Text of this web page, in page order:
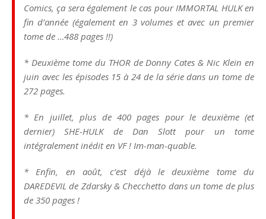
Comics, ça sera également le cas pour IMMORTAL HULK en
fin d’année (également en 3 volumes et avec un premier
tome de …488 pages !!)
* Deuxième tome du THOR de Donny Cates & Nic Klein en
juin avec les épisodes 15 à 24 de la série dans un tome de
272 pages.
* En juillet, plus de 400 pages pour le deuxième (et
dernier) SHE-HULK de Dan Slott pour un tome
intégralement inédit en VF ! Im-man-quable.
* Enfin, en août, c’est déjà le deuxième tome du
DAREDEVIL de Zdarsky & Checchetto dans un tome de plus
de 350 pages !